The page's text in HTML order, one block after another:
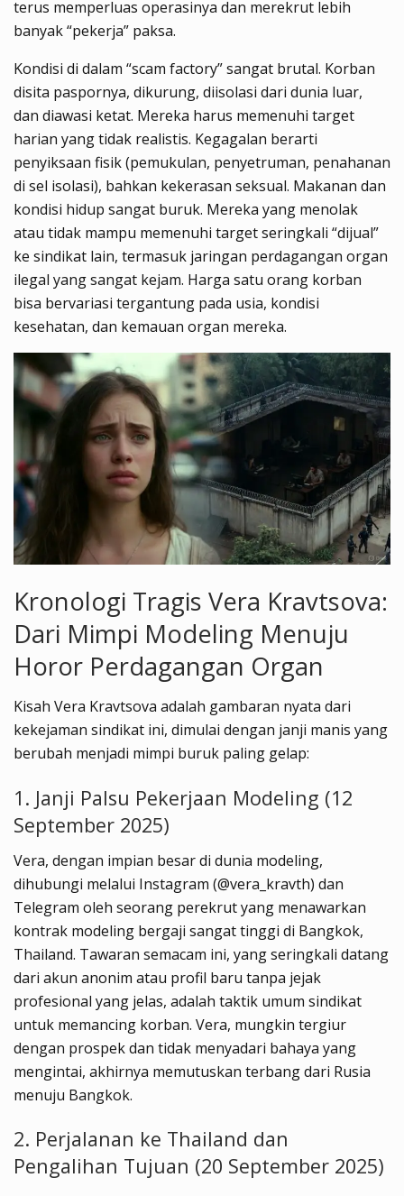
terus memperluas operasinya dan merekrut lebih
banyak “pekerja” paksa.
Kondisi di dalam “scam factory” sangat brutal. Korban
disita paspornya, dikurung, diisolasi dari dunia luar,
dan diawasi ketat. Mereka harus memenuhi target
harian yang tidak realistis. Kegagalan berarti
penyiksaan fisik (pemukulan, penyetruman, penahanan
di sel isolasi), bahkan kekerasan seksual. Makanan dan
kondisi hidup sangat buruk. Mereka yang menolak
atau tidak mampu memenuhi target seringkali “dijual”
ke sindikat lain, termasuk jaringan perdagangan organ
ilegal yang sangat kejam. Harga satu orang korban
bisa bervariasi tergantung pada usia, kondisi
kesehatan, dan kemauan organ mereka.
Kronologi Tragis Vera Kravtsova:
Dari Mimpi Modeling Menuju
Horor Perdagangan Organ
Kisah Vera Kravtsova adalah gambaran nyata dari
kekejaman sindikat ini, dimulai dengan janji manis yang
berubah menjadi mimpi buruk paling gelap:
1. Janji Palsu Pekerjaan Modeling (12
September 2025)
Vera, dengan impian besar di dunia modeling,
dihubungi melalui Instagram (@vera_kravth) dan
Telegram oleh seorang perekrut yang menawarkan
kontrak modeling bergaji sangat tinggi di Bangkok,
Thailand. Tawaran semacam ini, yang seringkali datang
dari akun anonim atau profil baru tanpa jejak
profesional yang jelas, adalah taktik umum sindikat
untuk memancing korban. Vera, mungkin tergiur
dengan prospek dan tidak menyadari bahaya yang
mengintai, akhirnya memutuskan terbang dari Rusia
menuju Bangkok.
2. Perjalanan ke Thailand dan
Pengalihan Tujuan (20 September 2025)